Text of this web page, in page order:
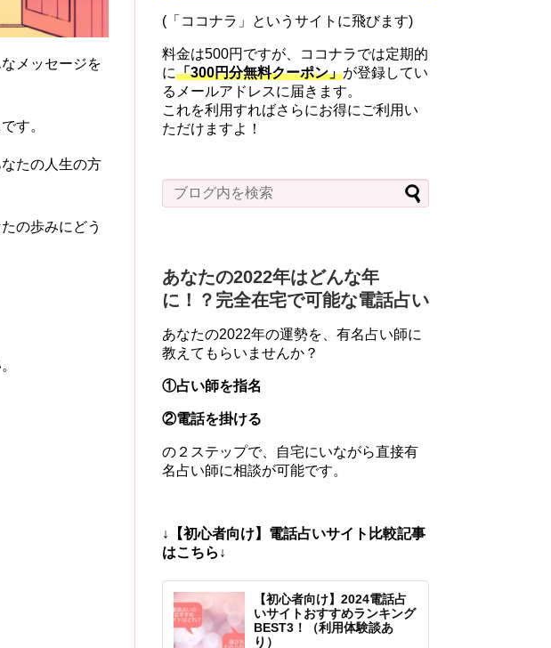
メッセージを
す。
たの人生の方
の歩みにどう
(「ココナラ」というサイトに飛びます)
料金は500円ですが、ココナラでは定期的
に「300円分無料クーポン」が登録してい
るメールアドレスに届きます。
これを利用すればさらにお得にご利用い
ただけますよ！
あなたの2022年はどんな年
に！？完全在宅で可能な電話占い
あなたの2022年の運勢を、有名占い師に
教えてもらいませんか？
①占い師を指名
②電話を掛ける
の２ステップで、自宅にいながら直接有
名占い師に相談が可能です。
↓【初心者向け】電話占いサイト比較記事
はこちら↓
【初心者向け】2024電話占
いサイトおすすめランキング
BEST3！（利用体験談あ
り）